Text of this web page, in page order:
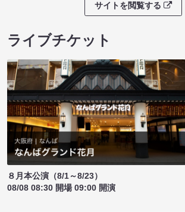
サイトを閲覧する
ライブチケット
８月本公演（8/1～8/23）
08/08 08:30 開場 09:00 開演